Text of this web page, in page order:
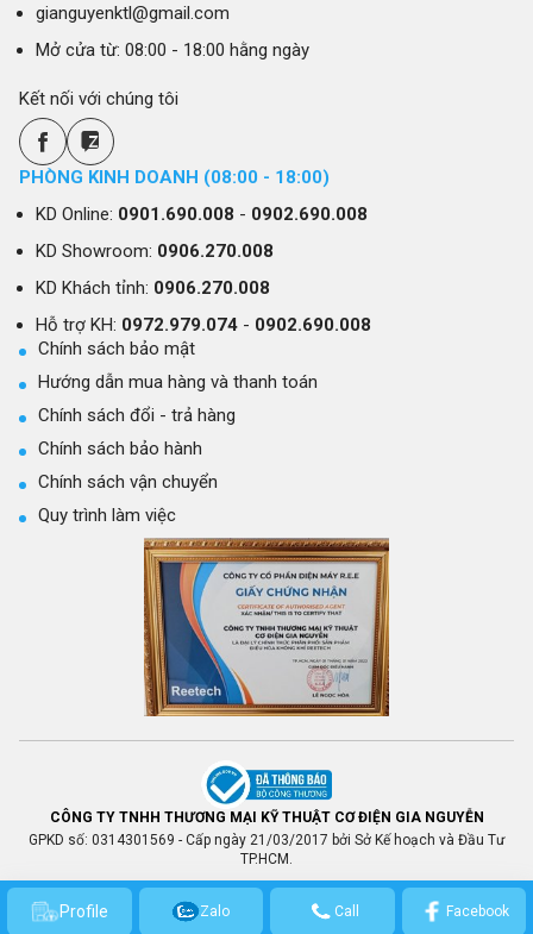
gianguyenktl@gmail.com
Mở cửa từ: 08:00 - 18:00 hằng ngày
Kết nối với chúng tôi
PHÒNG KINH DOANH (08:00 - 18:00)
KD Online: 0901.690.008 - 0902.690.008
KD Showroom: 0906.270.008
KD Khách tỉnh: 0906.270.008
Hỗ trợ KH: 0972.979.074- 0902.690.008
Chính sách bảo mật
Hướng dẫn mua hàng và thanh toán
Chính sách đổi - trả hàng
Chính sách bảo hành
Chính sách vận chuyển
Quy trình làm việc
CÔNG TY TNHH THƯƠNG MẠI KỸ THUẬT CƠ ĐIỆN GIA NGUYỄN
GPKD số: 0314301569 - Cấp ngày 21/03/2017 bởi Sở Kế hoạch và Đầu Tư
TP.HCM.
Profile Zalo Call Facebook